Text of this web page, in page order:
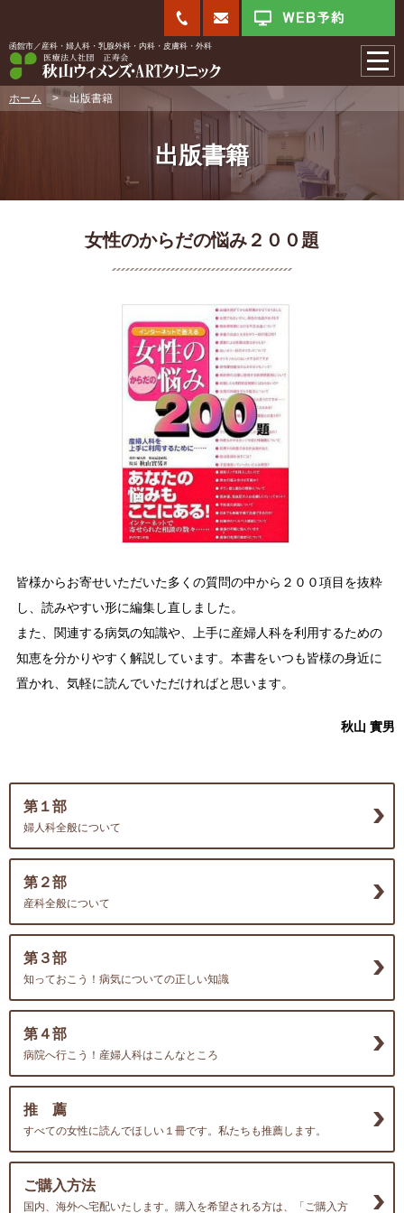
函館市／産科・婦人科・乳腺外科・内科・皮膚科・外科
ホーム > 出版書籍
出版書籍
女性のからだの悩み２００題
皆様からお寄せいただいた多くの質問の中から２００項目を抜粋
し、読みやすい形に編集し直しました。
また、関連する病気の知識や、上手に産婦人科を利用するための
知恵を分かりやすく解説しています。本書をいつも皆様の身近に
置かれ、気軽に読んでいただければと思います。
秋山 實男
第１部
婦人科全般について
第２部
産科全般について
第３部
知っておこう！病気についての正しい知識
第４部
病院へ行こう！産婦人科はこんなところ
推 薦
すべての女性に読んでほしい１冊です。私たちも推薦します。
ご購入方法
国内、海外へ宅配いたします。購入を希望される方は、「ご購入方